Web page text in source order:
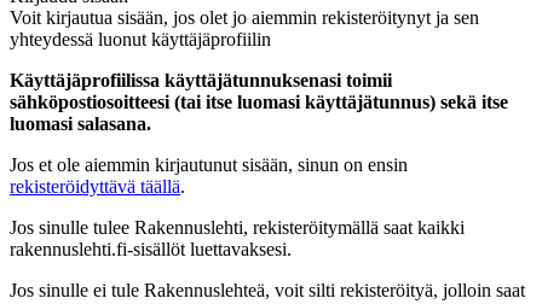
Voit kirjautua sisään, jos olet jo aiemmin rekisteröitynyt ja sen
yhteydessä luonut käyttäjäprofiilin
Käyttäjäprofiilissa käyttäjätunnuksenasi toimii
sähköpostiosoitteesi (tai itse luomasi käyttäjätunnus) sekä itse
luomasi salasana.
Jos et ole aiemmin kirjautunut sisään, sinun on ensin
rekisteröidyttävä täällä.
Jos sinulle tulee Rakennuslehti, rekisteröitymällä saat kaikki
rakennuslehti.fi-sisällöt luettavaksesi.
Jos sinulle ei tule Rakennuslehteä, voit silti rekisteröityä, jolloin saat